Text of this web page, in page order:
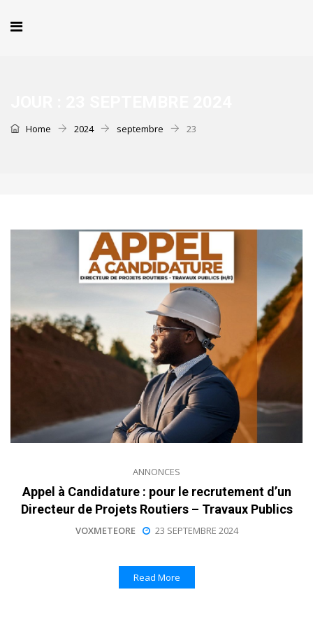
Home 2024 septembre 23
ANNONCES
Appel à Candidature : pour le recrutement d’un
Directeur de Projets Routiers – Travaux Publics
VOXMETEORE 23 SEPTEMBRE 2024
Read More